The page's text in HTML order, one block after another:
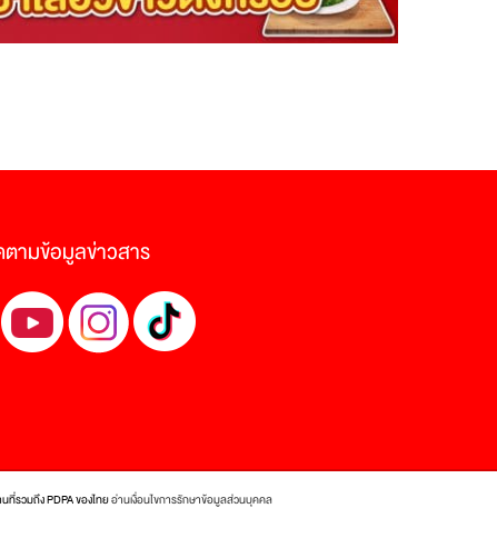
รวมถึง PDPA ของไทยอ่านเงื่อนไขการรักษาข้อมูลส่วนบุคคล
ามข้อมูลข่าวสาร